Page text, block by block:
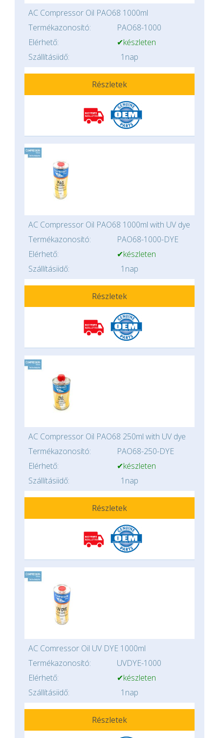
AC Compressor Oil PAO68 1000ml
Termékazonosító:
PAO68-1000
Elérhető:
✔készleten
Szállításiidő:
1nap
Részletek
AC Compressor Oil PAO68 1000ml with UV dye
Termékazonosító:
PAO68-1000-DYE
Elérhető:
✔készleten
Szállításiidő:
1nap
Részletek
AC Compressor Oil PAO68 250ml with UV dye
Termékazonosító:
PAO68-250-DYE
Elérhető:
✔készleten
Szállításiidő:
1nap
Részletek
AC Comressor Oil UV DYE 1000ml
Termékazonosító:
UVDYE-1000
Elérhető:
✔készleten
Szállításiidő:
1nap
Részletek